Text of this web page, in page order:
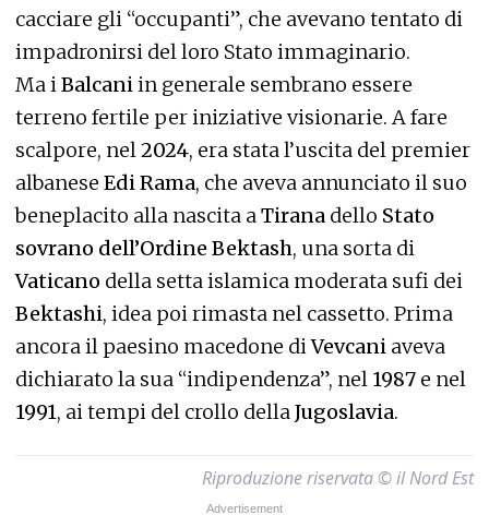
cacciare gli “occupanti”, che avevano tentato di
impadronirsi del loro Stato immaginario.
Ma iBalcaniin generale sembrano essere
terreno fertile per iniziative visionarie. A fare
scalpore, nel2024, era stata l’uscita del premier
albanese Edi Rama, che aveva annunciato il suo
beneplacito alla nascita aTirana dello Stato
sovrano dell’Ordine Bektash, una sorta di
Vaticano della setta islamica moderata sufi dei
Bektashi, idea poi rimasta nel cassetto. Prima
ancora il paesino macedone diVevcani aveva
dichiarato la sua “indipendenza”, nel 1987 e nel
1991, ai tempi del crollo dellaJugoslavia.
Riproduzione riservata © il Nord Est